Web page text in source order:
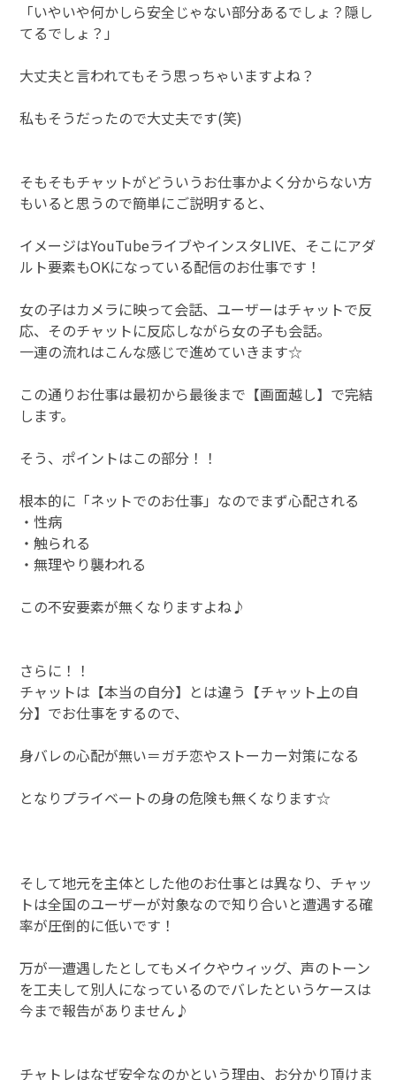
「いやいや何かしら安全じゃない部分あるでしょ？隠し
てるでしょ？」
大丈夫と言われてもそう思っちゃいますよね？
私もそうだったので大丈夫です(笑)
そもそもチャットがどういうお仕事かよく分からない方
もいると思うので簡単にご説明すると、
イメージはYouTubeライブやインスタLIVE、そこにアダ
ルト要素もOKになっている配信のお仕事です！
女の子はカメラに映って会話、ユーザーはチャットで反
応、そのチャットに反応しながら女の子も会話。
一連の流れはこんな感じで進めていきます☆
この通りお仕事は最初から最後まで【画面越し】で完結
します。
そう、ポイントはこの部分！！
根本的に「ネットでのお仕事」なのでまず心配される
・性病
・触られる
・無理やり襲われる
この不安要素が無くなりますよね♪
さらに！！
チャットは【本当の自分】とは違う【チャット上の自
分】でお仕事をするので、
身バレの心配が無い＝ガチ恋やストーカー対策になる
となりプライベートの身の危険も無くなります☆
そして地元を主体とした他のお仕事とは異なり、チャッ
トは全国のユーザーが対象なので知り合いと遭遇する確
率が圧倒的に低いです！
万が一遭遇したとしてもメイクやウィッグ、声のトーン
を工夫して別人になっているのでバレたというケースは
今まで報告がありません♪
チャトレはなぜ安全なのかという理由、お分かり頂けま